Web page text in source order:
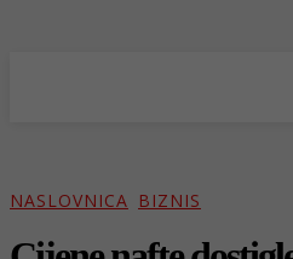
NASLOVNICA BIZNIS